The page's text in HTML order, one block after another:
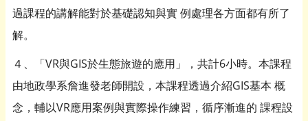
過課程的講解能對於基礎認知與實 例處理各方面都有所了
解。
４、「VR與GIS於生態旅遊的應用」，共計6小時。本課程
由地政學系詹進發老師開設，本課程透過介紹GIS基本 概
念，輔以VR應用案例與實際操作練習，循序漸進的 課程設